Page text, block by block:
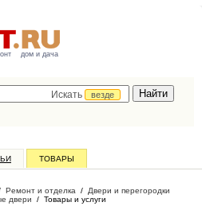
дом и дача
Искать
везде
ТОВАРЫ
Ремонт и отделка / Двери и перегородки
двери / Товары и услуги